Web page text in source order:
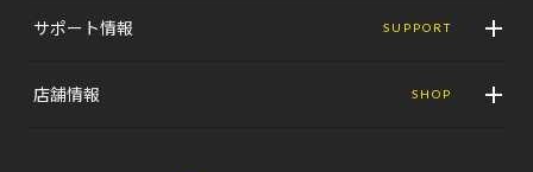
サポート情報 SUPPORT
店舗情報 SHOP